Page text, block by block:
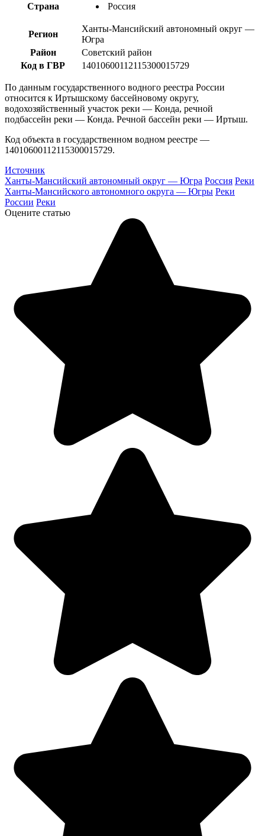
Страна Россия
Регион
Ханты-Мансийский автономный округ —
Югра
Район
Советский район
Код в ГВР
14010600112115300015729
По данным государственного водного реестра России
относится к Иртышскому бассейновому округу,
водохозяйственный участок реки — Конда, речной
подбассейн реки — Конда. Речной бассейн реки — Иртыш.
Код объекта в государственном водном реестре —
14010600112115300015729.
Источник
Ханты-Мансийский автономный округ — Югра Россия Реки
Ханты-Мансийского автономного округа — Югры Реки
России Реки
Оцените статью